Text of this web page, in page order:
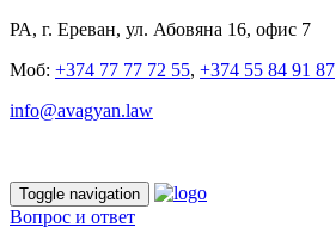
РА, г. Ереван, ул. Абовяна 16, офис 7
Моб: +374 77 77 72 55, +374 55 84 91 87
info@avagyan.law
Toggle navigation
Вопрос и ответ